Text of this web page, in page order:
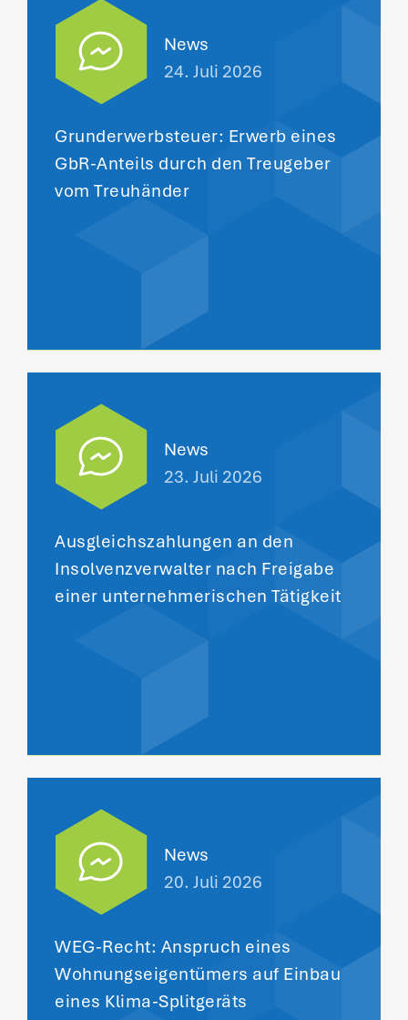
News
24. Juli 2026
Grunderwerbsteuer: Erwerb eines
GbR-Anteils durch den Treugeber
vom Treuhänder
News
23. Juli 2026
Ausgleichszahlungen an den
Insolvenzverwalter nach Freigabe
einer unternehmerischen Tätigkeit
News
20. Juli 2026
WEG-Recht: Anspruch eines
Wohnungseigentümers auf Einbau
eines Klima-Splitgeräts